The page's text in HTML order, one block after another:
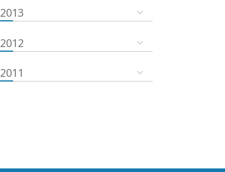
2013
2012
2011